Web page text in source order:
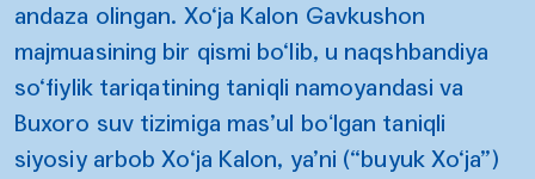
andaza olingan. Xo‘ja Kalon Gavkushon
majmuasining bir qismi bo‘lib, u naqshbandiya
so‘fiylik tariqatining taniqli namoyandasi va
Buxoro suv tizimiga mas’ul boʻlgan taniqli
siyosiy arbob Xo‘ja Kalon, ya’ni (“buyuk Xo‘ja”)